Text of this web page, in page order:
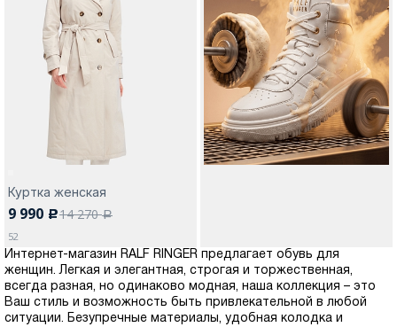
Куртка женская
9 990 c14 270a
52
Интернет-магазин RALF RINGER предлагает обувь для
женщин. Легкая и элегантная, строгая и торжественная,
всегда разная, но одинаково модная, наша коллекция – это
Ваш стиль и возможность быть привлекательной в любой
ситуации. Безупречные материалы, удобная колодка и